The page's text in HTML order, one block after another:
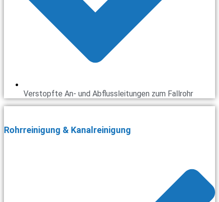
Verstopfte An- und Abflussleitungen zum Fallrohr
Rohrreinigung & Kanalreinigung